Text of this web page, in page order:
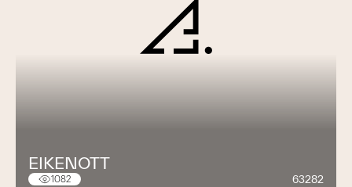
EIKENOTT
1082 63282